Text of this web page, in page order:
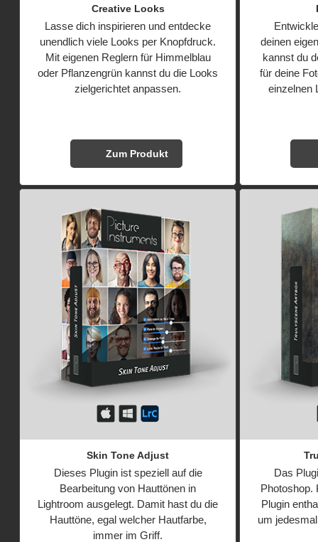
Creative Looks
Lasse dich inspirieren und entdecke
unendlich viele Looks per Knopfdruck.
Mit eigenen Reglern für Himmelblau
oder Pflanzengrün kannst du die Looks
zielgerichtet anpassen.
Zum Produkt
deinen
kannst du
für deine
einzelnen
Skin Tone Adjust
Dieses Plugin ist speziell auf die
Bearbeitung von Hauttönen in
Lightroom ausgelegt. Damit hast du die
Hauttöne, egal welcher Hautfarbe,
immer im Griff.
Das
Photoshop.
Plugin
um